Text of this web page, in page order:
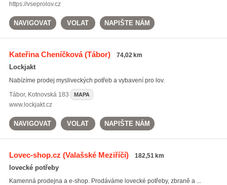
https://vseprolov.cz
NAVIGOVAT VOLAT NAPIŠTE NÁM
Kateřina Cheníčková(Tábor) 74,02 km
Lockjakt
Nabízíme prodej mysliveckých potřeb a vybavení pro lov.
Tábor, Kotnovská 183 MAPA
www.lockjakt.cz
NAVIGOVAT VOLAT NAPIŠTE NÁM
Lovec-shop.cz (Valašské Meziříčí) 182,51 km
lovecké potřeby
Kamenná prodejna a e-shop. Prodáváme lovecké potřeby, zbraně a ...